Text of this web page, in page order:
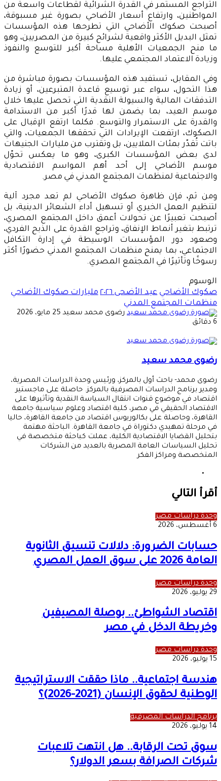
التراجع المستمر في القدرة الشرائية لقطاعات واسعة من
المواطنين، وارتفاع أسعار الأضاحي بصورة غير مسبوقة،
أصبحت صكوك الأضاحي التي تطرحها هذه المؤسسات
تمثل البديل الأكثر واقعية لشرائح كبيرة من المصريين، وهو
ما منح الجمعيات الأهلية مساحة أكبر للتوسع والنفوذ
وزيادة الاعتماد المجتمعي عليها.
وفي المقابل، تستفيد هذه المؤسسات بصورة مباشرة من
هذا التحول، سواء عبر توسيع قاعدة المتبرعين، أو زيادة
التدفقات المالية والسيولة النقدية التي تحصل عليها خلال
موسم العيد، بما يضمن لها قدرًا أكبر من الاستدامة
والقدرة على الاستمرار والتوسع. فكلما ارتفع الإقبال على
الصكوك، ارتفعت الإيرادات التي تحققها الجمعيات، والتي
باتت تُقدّر بمئات الملايين، بل وتقترب من مليارات الجنيهات
لدى بعض المؤسسات الكبرى، وهو ما يعكس تحوّل
موسم الأضاحي إلى أحد أهم المواسم الاقتصادية
والاجتماعية لمنظمات المجتمع المدني في مصر.
ومن ثم، فإن ظاهرة صكوك الأضاحي لم تعد مجرد آلية
لتنظيم العمل الخيري أو تسهيل أداء الشعائر الدينية، بل
أصبحت تعبيرًا عن تحولات أعمق داخل المجتمع المصري،
ترتبط بتغير أنماط الإنفاق، وتراجع القدرة على الذبح الفردي،
وصعود دور المؤسسات الوسيطة في إدارة التكافل
الاجتماعي، بما يمنح منظمات المجتمع المدني حضورًا أكثر
رسوخًا وتأثيرًا في المجتمع المصري.
الوسوم
صكوك الأضاحي عيد الأضحى ٢٠٢٦
مليارات صكوك الأضاحي
منظمات المجتمع المدني
رضوى محمد سعيد أرسل
25 مايو، 2026
6 دقائق
رضوى محمد سعيد
رضوى محمد- باحث أول بالمركز، ورئيس وحدة الدراسات المصرية،
ومدير برنامج الدراسات المصرفية بالمركز. حاصلة على ماجستير
اقتصاد في موضوع قنوات انتقال السياسة النقدية وتأثيرها على
الاقتصاد الحقيقي في مصر، كلية اقتصاد وعلوم سياسية جامعة
القاهرة، وحاصلة على بكالوريوس اقتصاد من جامعة القاهرة، حاليا
في مرحلة تمهيدي دكتوراة في جامعة القاهرة. الباحثة مهتمة
بتحليل القضايا الاقتصادية الكلية، عملت كباحثة متخصصة في
تحليل السياسات العامة المصرية بالعديد من الشركات
المتخصصة ومراكز الفكر
أقرأ التالي
وحدة دراسات مصر
6 أغسطس، 2026
حسابات الضرورة: دلالات تنسيق الثانوية
العامة 2026 على سوق العمل المصري
وحدة دراسات مصر
29 يوليو، 2026
اقتصاد الشواطئ.. بوصلة المصيفين
وخريطة الدخل في مصر
وحدة دراسات مصر
15 يوليو، 2026
هندسة اجتماعية.. ماذا حققت الاستراتيجية
الوطنية لحقوق الإنسان (2021-2026)؟
برنامج الدراسات المصرفية
14 يوليو، 2026
سوق تحت الرقابة.. هل انتهت تلاعبات
شركات الصرافة بسعر الدولار؟